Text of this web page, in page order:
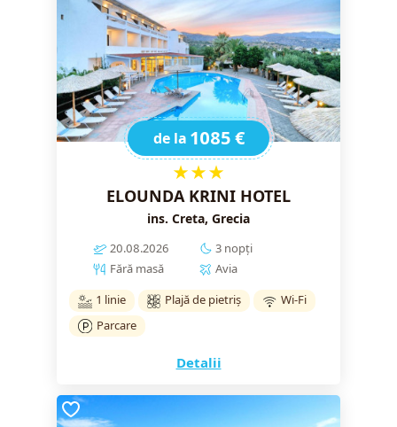
de la 1085 €
★★★
ELOUNDA KRINI HOTEL
ins. Creta, Grecia
20.08.2026
3 nopți
Fără masă
Avia
1 linie
Plajă de pietriș
Wi-Fi
Parcare
Detalii